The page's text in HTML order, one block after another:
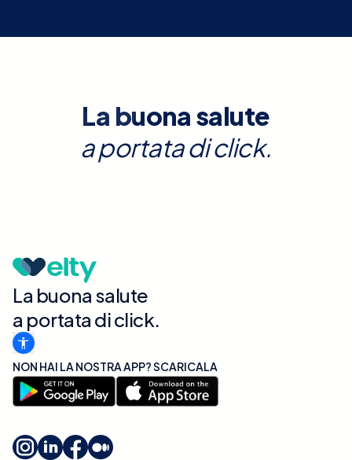
La buona salute
a portata di click.
La buona salute
a portata di click.
NON HAI LA NOSTRA APP? SCARICALA